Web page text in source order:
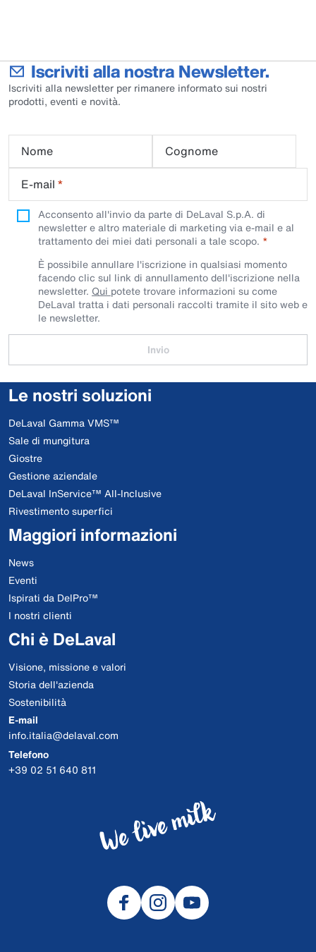
Iscriviti alla nostra Newsletter.
Iscriviti alla newsletter per rimanere informato sui nostri
prodotti, eventi e novità.
Nome
Cognome
E-mail *
Acconsento all'invio da parte di DeLaval S.p.A. di
newsletter e altro materiale di marketing via e-mail e al
trattamento dei miei dati personali a tale scopo.
È possibile annullare l'iscrizione in qualsiasi momento
facendo clic sul link di annullamento dell'iscrizione nella
newsletter. Qui potete trovare informazioni su come
DeLaval tratta i dati personali raccolti tramite il sito web e
le newsletter.
Invio
Le nostri soluzioni
DeLaval Gamma VMS™
Sale di mungitura
Giostre
Gestione aziendale
DeLaval InService™ All-Inclusive
Rivestimento superfici
Maggiori informazioni
News
Eventi
Ispirati da DelPro™
I nostri clienti
Chi è DeLaval
Visione, missione e valori
Storia dell'azienda
Sostenibilità
E-mail
info.italia@delaval.com
Telefono
+39 02 51 640 811